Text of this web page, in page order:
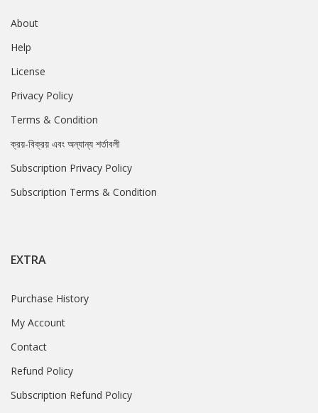
About
Help
License
Privacy Policy
Terms & Condition
ক্রয়-বিক্রয় এবং অন্যান্য শর্তাবলী
Subscription Privacy Policy
Subscription Terms & Condition
EXTRA
Purchase History
My Account
Contact
Refund Policy
Subscription Refund Policy